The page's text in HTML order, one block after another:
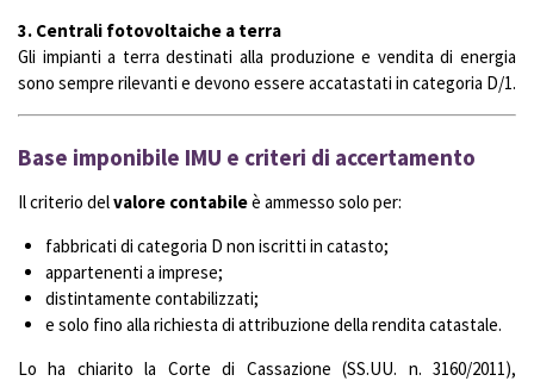
3. Centrali fotovoltaiche a terra
Gli impianti a terra destinati alla produzione e vendita di energia
sono sempre rilevanti e devono essere accatastati in categoria D/1.
Base imponibile IMU e criteri di accertamento
Il criterio delvalore contabileè ammesso solo per:
fabbricati di categoria D non iscritti in catasto;
appartenenti a imprese;
distintamente contabilizzati;
e solo fino alla richiesta di attribuzione della rendita catastale.
Lo ha chiarito la Corte di Cassazione (SS.UU. n. 3160/2011),